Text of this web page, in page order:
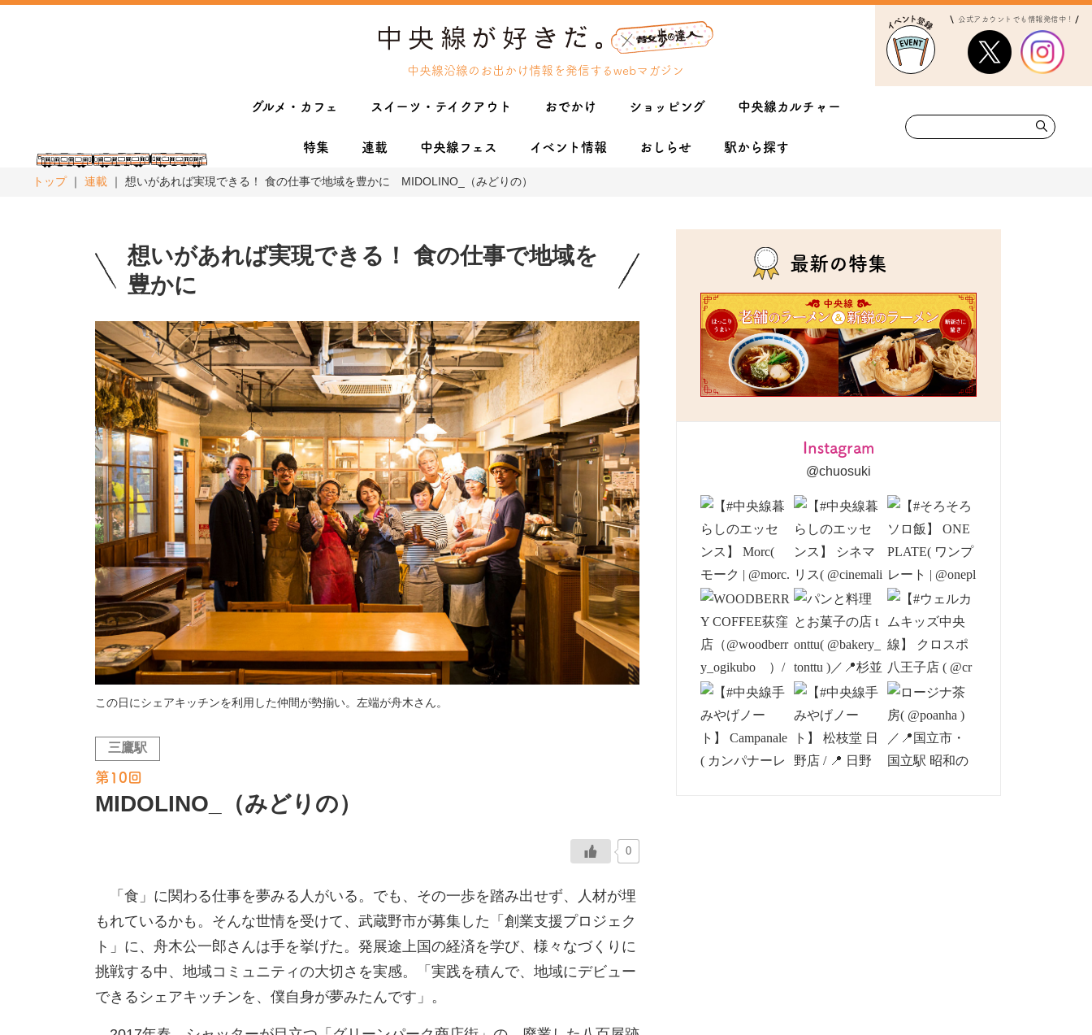
中央線沿線のお出かけ情報を発信するwebマガジン
公式アカウントでも情報発信中！
グルメ・カフェ スイーツ・テイクアウト おでかけ ショッピング 中央線カルチャー
特集 連載 中央線フェス イベント情報 おしらせ 駅から探す
トップ 連載 想いがあれば実現できる！ 食の仕事で地域を豊かに MIDOLINO_（みどりの）
想いがあれば実現できる！ 食の仕事で地域を
豊かに
この日にシェアキッチンを利用した仲間が勢揃い。左端が舟木さん。
三鷹駅
第10回
MIDOLINO_（みどりの）
0
「食」に関わる仕事を夢みる人がいる。でも、その一歩を踏み出せず、人材が埋
もれているかも。そんな世情を受けて、武蔵野市が募集した「創業支援プロジェク
ト」に、舟木公一郎さんは手を挙げた。発展途上国の経済を学び、様々なづくりに
挑戦する中、地域コミュニティの大切さを実感。「実践を積んで、地域にデビュー
できるシェアキッチンを、僕自身が夢みたんです」。
最新の特集
Instagram
@chuosuki